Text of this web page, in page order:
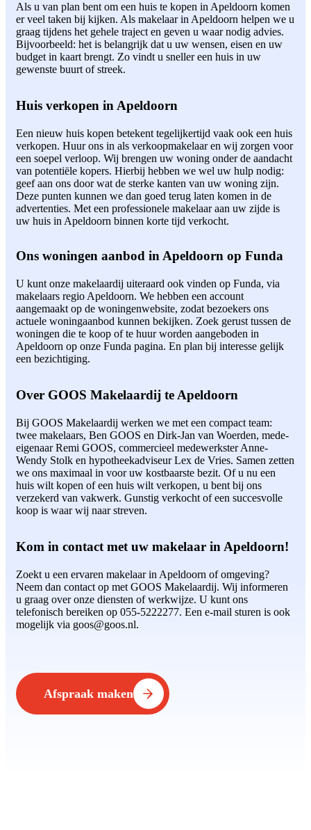
Als u van plan bent om een huis te kopen in Apeldoorn komen
er veel taken bij kijken. Als makelaar in Apeldoorn helpen we u
graag tijdens het gehele traject en geven u waar nodig advies.
Bijvoorbeeld: het is belangrijk dat u uw wensen, eisen en uw
budget in kaart brengt. Zo vindt u sneller een huis in uw
gewenste buurt of streek.
Huis verkopen in Apeldoorn
Een nieuw huis kopen betekent tegelijkertijd vaak ook een huis
verkopen. Huur ons in als verkoopmakelaar en wij zorgen voor
een soepel verloop. Wij brengen uw woning onder de aandacht
van potentiële kopers. Hierbij hebben we wel uw hulp nodig:
geef aan ons door wat de sterke kanten van uw woning zijn.
Deze punten kunnen we dan goed terug laten komen in de
advertenties. Met een professionele makelaar aan uw zijde is
uw huis in Apeldoorn binnen korte tijd verkocht.
Ons woningen aanbod in Apeldoorn op Funda
U kunt onze makelaardij uiteraard ook vinden op Funda, via
makelaars regio Apeldoorn. We hebben een account
aangemaakt op de woningenwebsite, zodat bezoekers ons
actuele woningaanbod kunnen bekijken. Zoek gerust tussen de
woningen die te koop of te huur worden aangeboden in
Apeldoorn op onze Funda pagina. En plan bij interesse gelijk
een bezichtiging.
Over GOOS Makelaardij te Apeldoorn
Bij GOOS Makelaardij werken we met een compact team:
twee makelaars, Ben GOOS en Dirk-Jan van Woerden, mede-
eigenaar Remi GOOS, commercieel medewerkster Anne-
Wendy Stolk en hypotheekadviseur Lex de Vries. Samen zetten
we ons maximaal in voor uw kostbaarste bezit. Of u nu een
huis wilt kopen of een huis wilt verkopen, u bent bij ons
verzekerd van vakwerk. Gunstig verkocht of een succesvolle
koop is waar wij naar streven.
Kom in contact met uw makelaar in Apeldoorn!
Zoekt u een ervaren makelaar in Apeldoorn of omgeving?
Neem dan contact op met GOOS Makelaardij. Wij informeren
u graag over onze diensten of werkwijze. U kunt ons
telefonisch bereiken op 055-5222277. Een e-mail sturen is ook
mogelijk via goos@goos.nl.
Afspraak maken